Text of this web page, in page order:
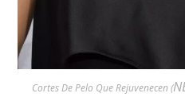
Cortes De Pelo Que Rejuvenecen (